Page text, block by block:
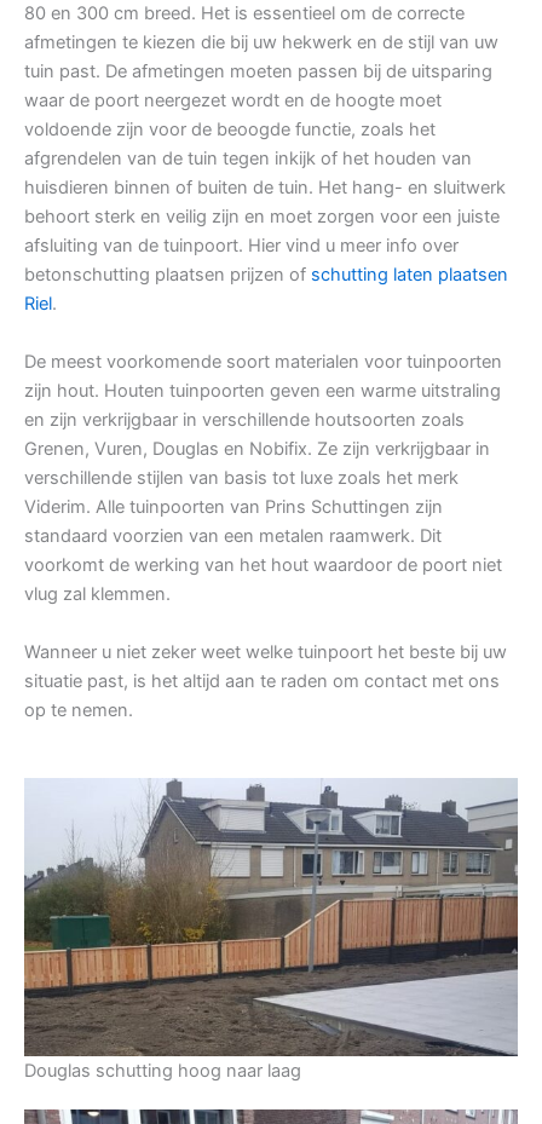
80 en 300 cm breed. Het is essentieel om de correcte
afmetingen te kiezen die bij uw hekwerk en de stijl van uw
tuin past. De afmetingen moeten passen bij de uitsparing
waar de poort neergezet wordt en de hoogte moet
voldoende zijn voor de beoogde functie, zoals het
afgrendelen van de tuin tegen inkijk of het houden van
huisdieren binnen of buiten de tuin. Het hang- en sluitwerk
behoort sterk en veilig zijn en moet zorgen voor een juiste
afsluiting van de tuinpoort. Hier vind u meer info over
betonschutting plaatsen prijzen of schutting laten plaatsen
Riel.
De meest voorkomende soort materialen voor tuinpoorten
zijn hout. Houten tuinpoorten geven een warme uitstraling
en zijn verkrijgbaar in verschillende houtsoorten zoals
Grenen, Vuren, Douglas en Nobifix. Ze zijn verkrijgbaar in
verschillende stijlen van basis tot luxe zoals het merk
Viderim. Alle tuinpoorten van Prins Schuttingen zijn
standaard voorzien van een metalen raamwerk. Dit
voorkomt de werking van het hout waardoor de poort niet
vlug zal klemmen.
Wanneer u niet zeker weet welke tuinpoort het beste bij uw
situatie past, is het altijd aan te raden om contact met ons
op te nemen.
Douglas schutting hoog naar laag